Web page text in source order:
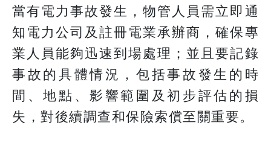
當有電力事故發生，物管人員需立即通
知電力公司及註冊電業承辦商，確保專
業人員能夠迅速到場處理；並且要記錄
事故的具體情況，包括事故發生的時
間、地點、影響範圍及初步評估的損
失，對後續調查和保險索償至關重要。